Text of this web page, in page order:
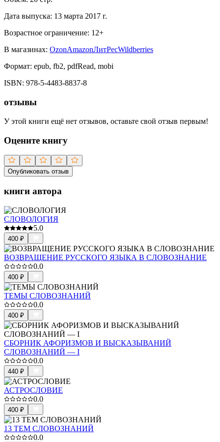
Дата выпуска: 13 марта 2017 г.
Возрастное ограничение: 12+
В магазинах: OzonAmazonЛитРесWildberries
Формат: epub, fb2, pdfRead, mobi
ISBN: 978-5-4483-8837-8
отзывы
У этой книги ещё нет отзывов, оставьте свой отзыв первым!
Оцените книгу
Опубликовать отзыв
книги автора
СЛОВОЛОГИЯ
5.0
400 ₽
ВОЗВРАЩЕНИЕ РУССКОГО ЯЗЫКА В СЛОВОЗНАНИЕ
0.0
400 ₽
ТЕМЫ СЛОВОЗНАНИЙ
0.0
400 ₽
СБОРНИК АФОРИЗМОВ И ВЫСКАЗЫВАНИЙ
СЛОВОЗНАНИЙ — I
0.0
440 ₽
АСТРОСЛОВИЕ
0.0
400 ₽
13 ТЕМ СЛОВОЗНАНИЙ
0.0